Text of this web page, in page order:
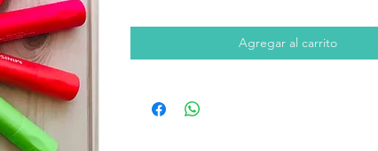
Agregar al carrito